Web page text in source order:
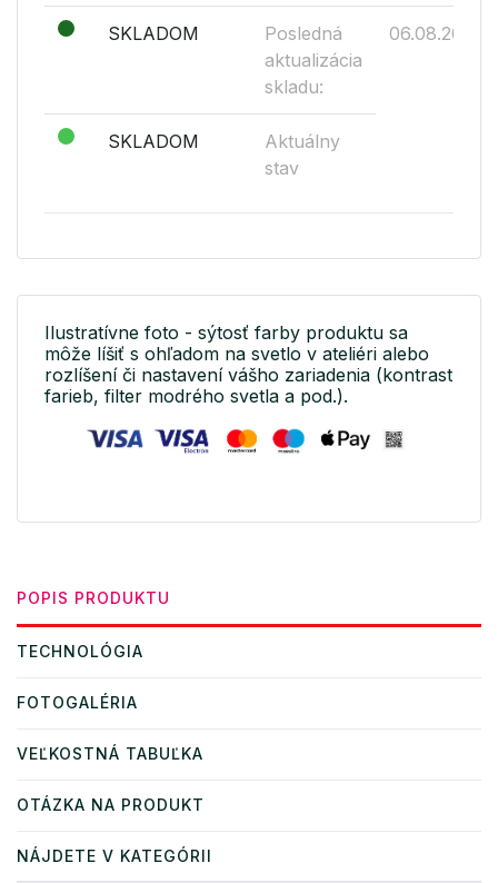
SKLADOM
Posledná
aktualizácia
skladu:
06.08.2026
SKLADOM
Aktuálny
stav
Ilustratívne foto - sýtosť farby produktu sa
môže líšiť s ohľadom na svetlo v ateliéri alebo
rozlíšení či nastavení vášho zariadenia (kontrast
farieb, filter modrého svetla a pod.).
POPIS PRODUKTU
TECHNOLÓGIA
FOTOGALÉRIA
VEĽKOSTNÁ TABUĽKA
OTÁZKA NA PRODUKT
NÁJDETE V KATEGÓRII